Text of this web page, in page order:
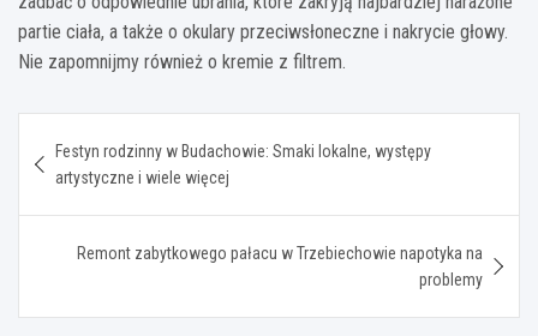
partie ciała, a także o okulary przeciwsłoneczne i nakrycie głowy.
Nie zapomnijmy również o kremie z filtrem.
wpisu
Festyn rodzinny w Budachowie: Smaki lokalne, występy
artystyczne i wiele więcej
Remont zabytkowego pałacu w Trzebiechowie napotyka na
problemy